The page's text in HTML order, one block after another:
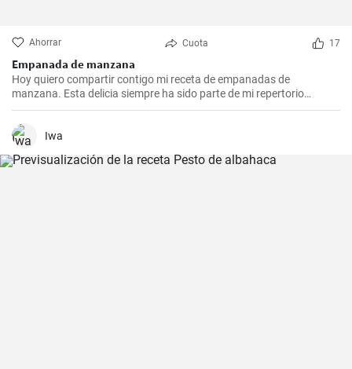
Ahorrar Cuota 17
Empanada de manzana
Hoy quiero compartir contigo mi receta de empanadas de
manzana. Esta delicia siempre ha sido parte de mi repertorio
culinario. Me gusta hacerlas en epocas de frio para endulzar el
paladar y demostrar que no sólo las empanadas saladas pueden
hacerte feliz. Es un postre que nunca falla en las reuniones
disfrutes tanto como yo.
Iwa